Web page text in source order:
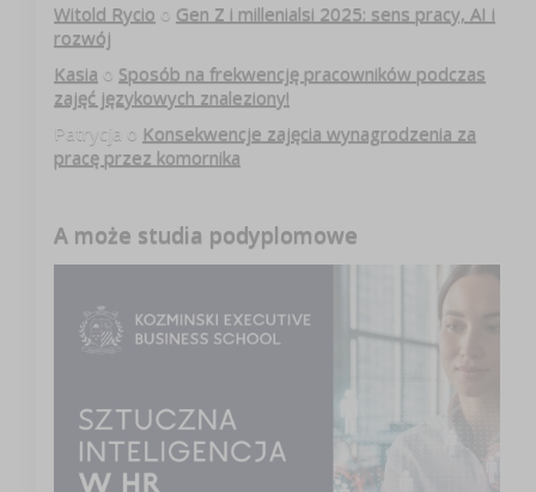
Witold Rycio o Gen Z i millenialsi 2025: sens pracy, AI i
rozwój
Kasia o Sposób na frekwencję pracowników podczas
zajęć językowych znaleziony!
Patrycja o Konsekwencje zajęcia wynagrodzenia za
pracę przez komornika
A może studia podyplomowe